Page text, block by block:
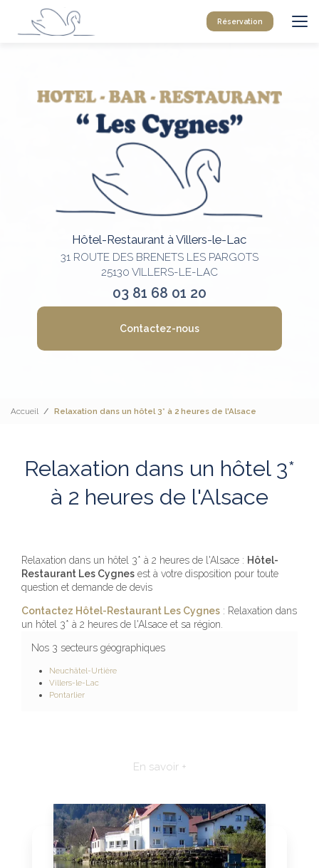
contenu
Réservation
Hôtel-Restaurant à Villers-le-Lac
31 ROUTE DES BRENETS LES PARGOTS
25130 VILLERS-LE-LAC
03 81 68 01 20
Contactez-nous
Accueil Relaxation dans un hôtel 3* à 2 heures de l'Alsace
Relaxation dans un hôtel 3*
à 2 heures de l'Alsace
Relaxation dans un hôtel 3* à 2 heures de l'Alsace : Hôtel-
Restaurant Les Cygnes est à votre disposition pour toute
question et demande de devis
Contactez Hôtel-Restaurant Les Cygnes : Relaxation dans
un hôtel 3* à 2 heures de l'Alsace et sa région.
Nos 3 secteurs géographiques
Neuchâtel-Urtière
Villers-le-Lac
Pontarlier
En savoir +